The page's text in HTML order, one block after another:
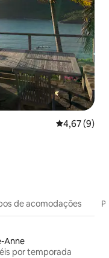
4,67 de uma
4,67 (9)
de acomodações
Anne
por temporada